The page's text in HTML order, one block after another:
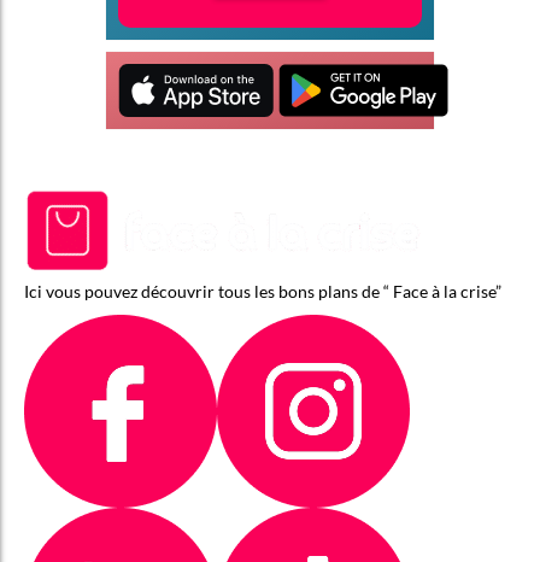
Ici vous pouvez découvrir tous les bons plans de “ Face à la crise”